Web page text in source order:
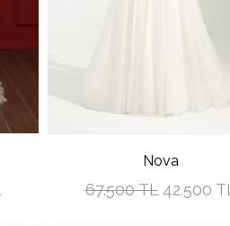
Nova
67.500 TL42.500 TL